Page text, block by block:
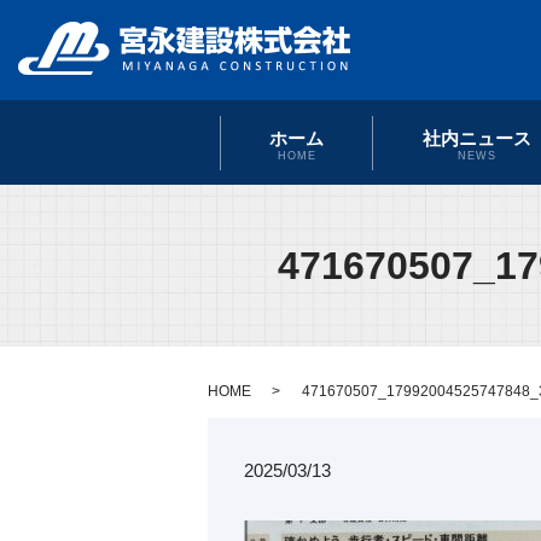
ホーム
HOME
社内ニュース
NEWS
HOME
2025/03/13